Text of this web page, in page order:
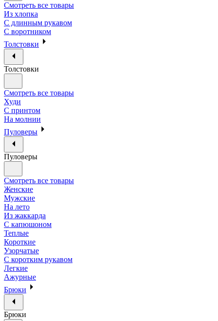
Смотреть все товары
Из хлопка
С длинным рукавом
С воротником
Толстовки
Толстовки
Смотреть все товары
Худи
С принтом
На молнии
Пуловеры
Пуловеры
Смотреть все товары
Женские
Мужские
На лето
Из жаккарда
С капюшоном
Теплые
Короткие
Узорчатые
С коротким рукавом
Легкие
Ажурные
Брюки
Брюки